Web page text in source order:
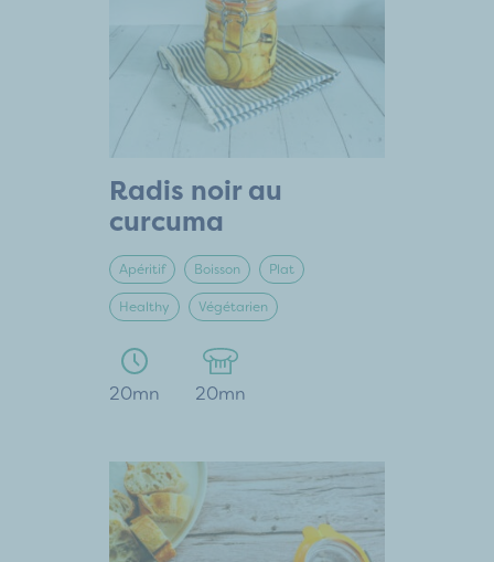
Radis noir au
curcuma
Apéritif Boisson Plat
Healthy Végétarien
20mn 20mn